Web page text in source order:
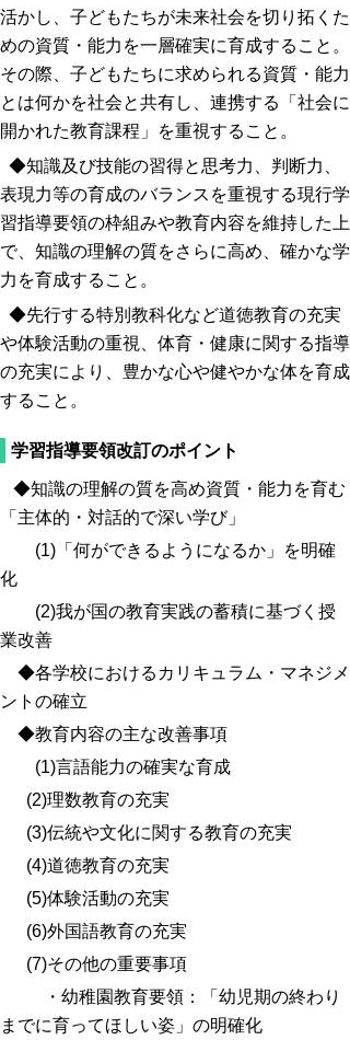
活かし、子どもたちが未来社会を切り拓くた
めの資質・能力を一層確実に育成すること。
その際、子どもたちに求められる資質・能力
とは何かを社会と共有し、連携する「社会に
開かれた教育課程」を重視すること。
◆知識及び技能の習得と思考力、判断力、
表現力等の育成のバランスを重視する現行学
習指導要領の枠組みや教育内容を維持した上
で、知識の理解の質をさらに高め、確かな学
力を育成すること。
◆先行する特別教科化など道徳教育の充実
や体験活動の重視、体育・健康に関する指導
の充実により、豊かな心や健やかな体を育成
すること。
学習指導要領改訂のポイント
◆知識の理解の質を高め資質・能力を育む
「主体的・対話的で深い学び」
(1)「何ができるようになるか」を明確
化
(2)我が国の教育実践の蓄積に基づく授
業改善
◆各学校におけるカリキュラム・マネジメ
ントの確立
◆教育内容の主な改善事項
(1)言語能力の確実な育成
(2)理数教育の充実
(3)伝統や文化に関する教育の充実
(4)道徳教育の充実
(5)体験活動の充実
(6)外国語教育の充実
(7)その他の重要事項
・幼稚園教育要領：「幼児期の終わり
までに育ってほしい姿」の明確化